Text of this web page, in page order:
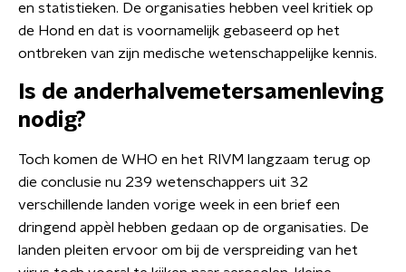
en statistieken. De organisaties hebben veel kritiek op
de Hond en dat is voornamelijk gebaseerd op het
ontbreken van zijn medische wetenschappelijke kennis.
Is de anderhalvemetersamenleving
nodig?
Toch komen de WHO en het RIVM langzaam terug op
die conclusie nu 239 wetenschappers uit 32
verschillende landen vorige week in een brief een
dringend appèl hebben gedaan op de organisaties. De
landen pleiten ervoor om bij de verspreiding van het